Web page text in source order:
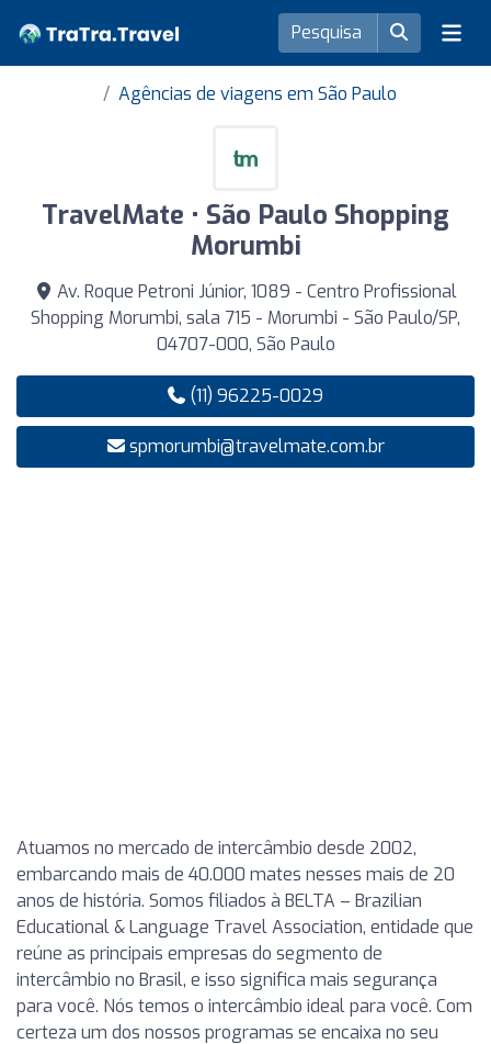
Agências de viagens em São Paulo
TravelMate • São Paulo Shopping
Morumbi
Av. Roque Petroni Júnior, 1089 - Centro Profissional
Shopping Morumbi, sala 715 - Morumbi - São Paulo/SP,
04707-000, São Paulo
(11) 96225-0029
spmorumbi@travelmate.com.br
Atuamos no mercado de intercâmbio desde 2002,
embarcando mais de 40.000 mates nesses mais de 20
anos de história. Somos filiados à BELTA – Brazilian
Educational & Language Travel Association, entidade que
reúne as principais empresas do segmento de
intercâmbio no Brasil, e isso significa mais segurança
para você. Nós temos o intercâmbio ideal para você. Com
certeza um dos nossos programas se encaixa no seu